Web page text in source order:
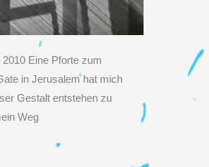
in Jerusalem hat mich
Gestalt entstehen zu
Weg